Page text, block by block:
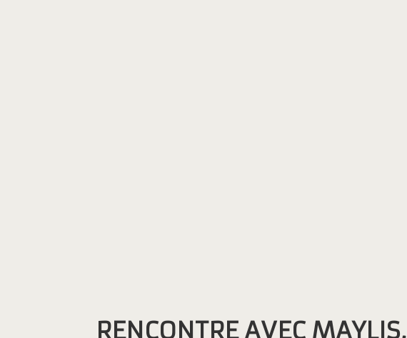
RENCONTRE AVEC MAYLIS,